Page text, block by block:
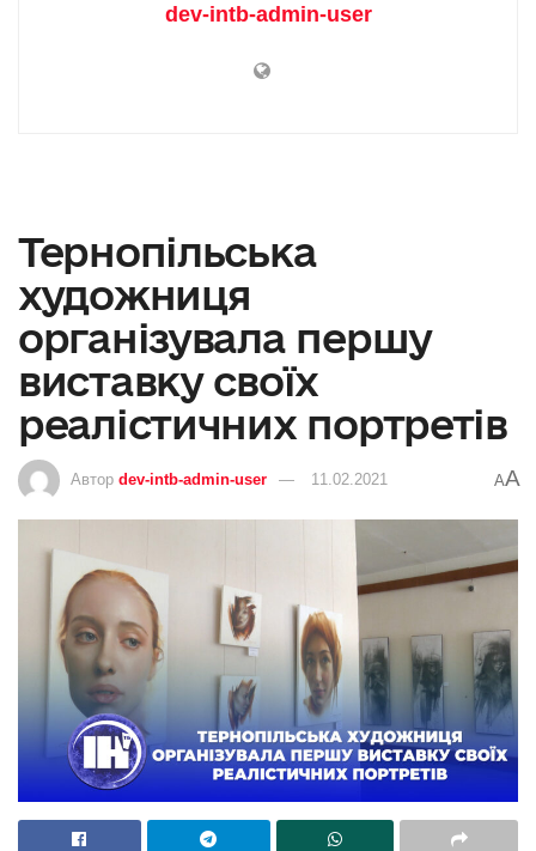
dev-intb-admin-user
Тернопільська
художниця
організувала першу
виставку своїх
реалістичних портретів
Автор dev-intb-admin-user 11.02.2021 AA